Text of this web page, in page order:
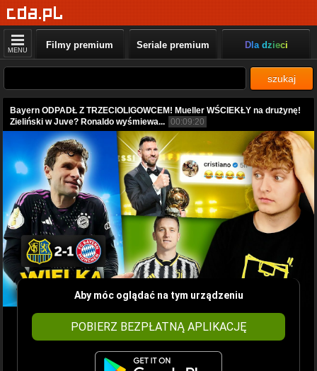
MENU Filmy premium Seriale premium Dla dzieci
szukaj
Bayern ODPADŁ Z TRZECIOLIGOWCEM! Mueller WŚCIEKŁY na drużynę!
Zieliński w Juve? Ronaldo wyśmiewa... 00:09:20
Aby móc oglądać na tym urządzeniu
POBIERZ BEZPŁATNĄ APLIKACJĘ